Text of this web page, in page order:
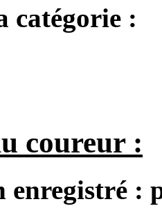
catégorie :
coureur :
enregistré :